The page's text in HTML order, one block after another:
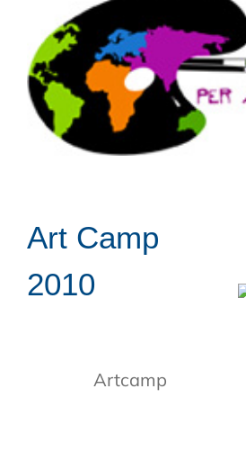
Art Camp
2010
Artcamp